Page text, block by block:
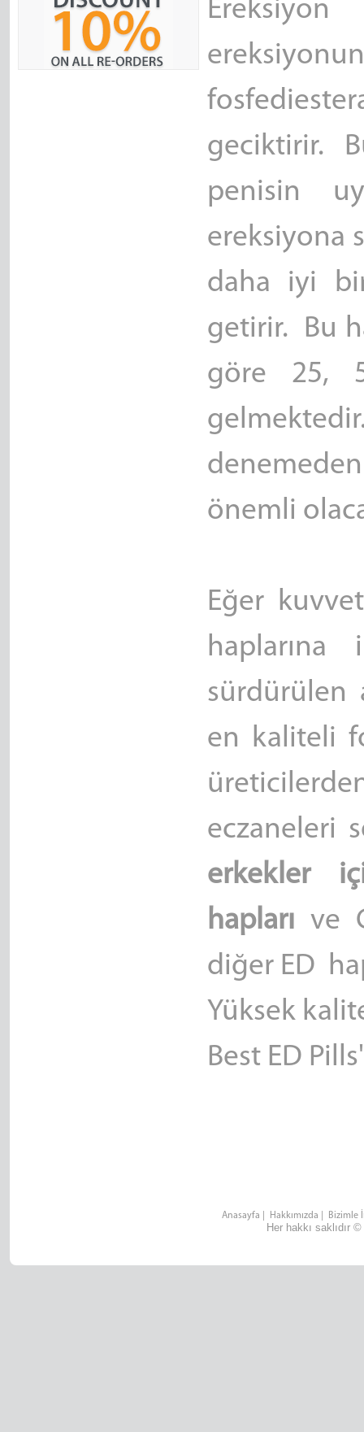
geciktirir.
penisin
ereksiyona
daha iyi
getirir. Bu
göre 25,
önemli
Eğer
haplarına
sürdürülen
en kaliteli
eczaneleri
erkekler
hapları ve
diğer ED
Yüksek
Best ED
Anasayfa Hakkımızda Bizimle
Her hakkı saklıdır